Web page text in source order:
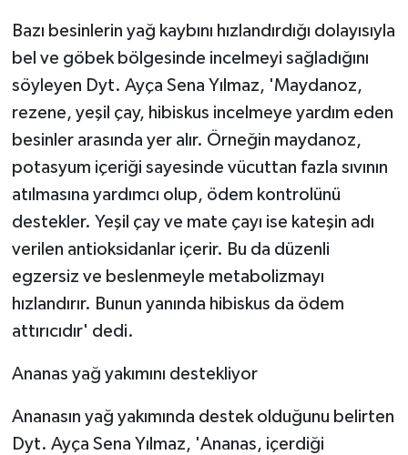
Bazı besinlerin yağ kaybını hızlandırdığı dolayısıyla
bel ve göbek bölgesinde incelmeyi sağladığını
söyleyen Dyt. Ayça Sena Yılmaz, 'Maydanoz,
rezene, yeşil çay, hibiskus incelmeye yardım eden
besinler arasında yer alır. Örneğin maydanoz,
potasyum içeriği sayesinde vücuttan fazla sıvının
atılmasına yardımcı olup, ödem kontrolünü
destekler. Yeşil çay ve mate çayı ise kateşin adı
verilen antioksidanlar içerir. Bu da düzenli
egzersiz ve beslenmeyle metabolizmayı
hızlandırır. Bunun yanında hibiskus da ödem
attırıcıdır' dedi.
Ananas yağ yakımını destekliyor
Ananasın yağ yakımında destek olduğunu belirten
Dyt. Ayça Sena Yılmaz, 'Ananas, içerdiği